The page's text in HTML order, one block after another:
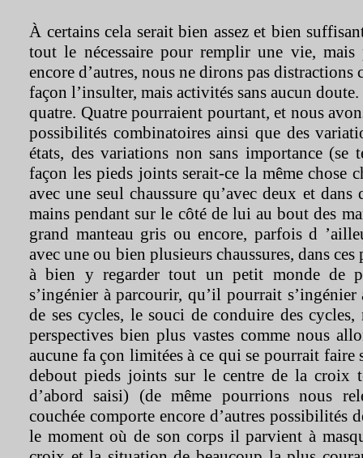
À certains cela serait bien assez et bien
tout le nécessaire pour remplir une vie,
encore d’autres, nous ne dirons pas distractions
façon l’insulter, mais activités sans aucun
quatre. Quatre pourraient pourtant, et nous
possibilités combinatoires ainsi que des
états, des variations non sans importance (se
façon les pieds joints serait-ce la même chose
avec une seul chaussure qu’avec deux et dans
mains pendant sur le côté de lui au bout des
grand manteau gris ou encore, parfois d
avec une ou bien plusieurs chaussures, dans
à bien y regarder tout un petit monde de
s’ingénier à parcourir, qu’il pourrait
de ses cycles, le souci de conduire des
perspectives bien plus vastes comme nous
aucune fa çon limitées à ce qui se pourrait faire
debout pieds joints sur le centre de la croix
d’abord saisi) (de même pourrions nous
couchée comporte encore d’autres possibilités
le moment où de son corps il parvient à